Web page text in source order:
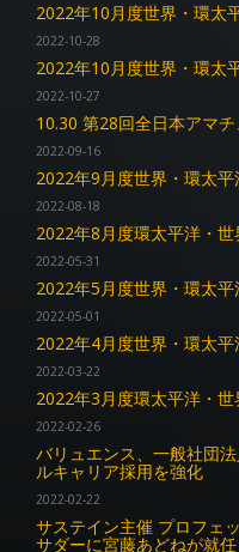
2022年10月度世界・環太
2022-10-28
2022年10月度世界・環太
2022-10-27
10.30 第28回全日本アマ
2022-09-16
2022年9月度世界・環太
2022-08-18
2022年8月度環太平洋・
2022-05-31
2022年5月度世界・環太
2022-05-01
2022年4月度世界・環太
2022-03-22
2022年3月度環太平洋・
2022-02-26
バリュエンス、一般社団
ルキャリア採用を強化
2022-02-22
サステイン主催 プロフ
サダーに宮藤あどねが就任